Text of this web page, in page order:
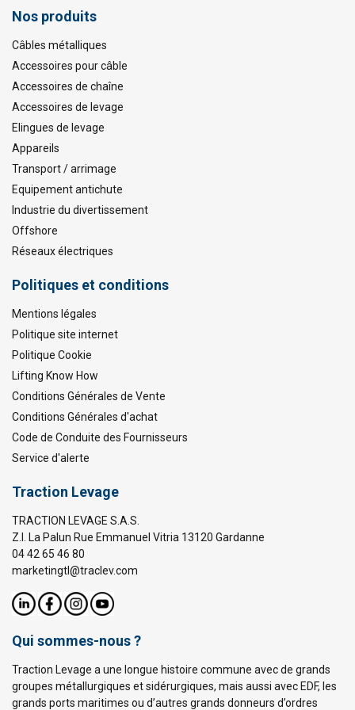
Nos produits
Câbles métalliques
Accessoires pour câble
Accessoires de chaîne
Accessoires de levage
Elingues de levage
Appareils
Transport / arrimage
Equipement antichute
Industrie du divertissement
Offshore
Réseaux électriques
Politiques et conditions
Mentions légales
Politique site internet
Politique Cookie
Lifting Know How
Conditions Générales de Vente
Conditions Générales d'achat
Code de Conduite des Fournisseurs
Service d'alerte
Traction Levage
TRACTION LEVAGE S.A.S.
Z.I. La Palun Rue Emmanuel Vitria 13120 Gardanne
04 42 65 46 80
marketingtl@traclev.com
Qui sommes-nous ?
Traction Levage a une longue histoire commune avec de grands
groupes métallurgiques et sidérurgiques, mais aussi avec EDF, les
grands ports maritimes ou d’autres grands donneurs d’ordres